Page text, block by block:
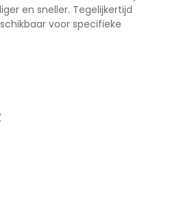
en sneller. Tegelijkertijd
voor specifieke